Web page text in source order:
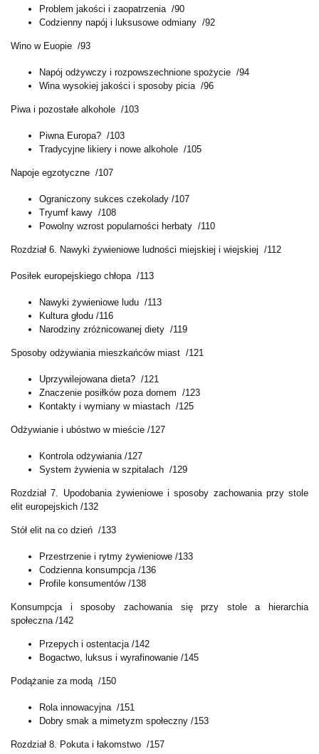
Problem jakości i zaopatrzenia /90
Codzienny napój i luksusowe odmiany /92
Wino w Euopie /93
Napój odżywczy i rozpowszechnione spożycie /94
Wina wysokiej jakości i sposoby picia /96
Piwa i pozostałe alkohole /103
Piwna Europa? /103
Tradycyjne likiery i nowe alkohole /105
Napoje egzotyczne /107
Ograniczony sukces czekolady /107
Tryumf kawy /108
Powolny wzrost popularności herbaty /110
Rozdział 6. Nawyki żywieniowe ludności miejskiej i wiejskiej /112
Posiłek europejskiego chłopa /113
Nawyki żywieniowe ludu /113
Kultura głodu /116
Narodziny zróżnicowanej diety /119
Sposoby odżywiania mieszkańców miast /121
Uprzywilejowana dieta? /121
Znaczenie posiłków poza domem /123
Kontakty i wymiany w miastach /125
Odżywianie i ubóstwo w mieście /127
Kontrola odżywiania /127
System żywienia w szpitalach /129
Rozdział 7. Upodobania żywieniowe i sposoby zachowania przy stole
elit europejskich /132
Stół elit na co dzień /133
Przestrzenie i rytmy żywieniowe /133
Codzienna konsumpcja /136
Profile konsumentów /138
Konsumpcja i sposoby zachowania się przy stole a hierarchia
społeczna /142
Przepych i ostentacja /142
Bogactwo, luksus i wyrafinowanie /145
Podążanie za modą /150
Rola innowacyjna /151
Dobry smak a mimetyzm społeczny /153
Rozdział 8. Pokuta i łakomstwo /157